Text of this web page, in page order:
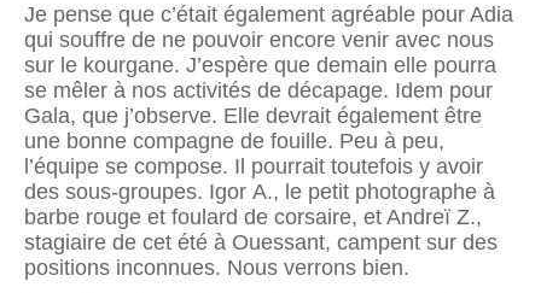
Je pense que c’était également agréable pour Adia
qui souffre de ne pouvoir encore venir avec nous
sur le kourgane. J’espère que demain elle pourra
se mêler à nos activités de décapage. Idem pour
Gala, que j’observe. Elle devrait également être
une bonne compa­gne de fouille. Peu à peu,
l’équipe se compose. Il pourrait toutefois y avoir
des sous-groupes. Igor A., le petit photographe à
barbe rouge et foulard de corsaire, et Andreï Z.,
stagiaire de cet été à Ouessant, campent sur des
positions inconnues. Nous verrons bien.